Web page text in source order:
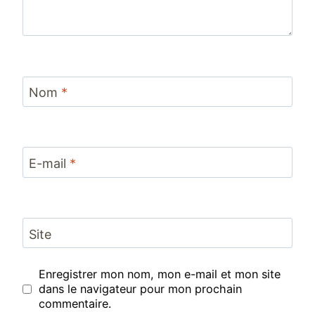
Nom *
E-mail *
Site
Enregistrer mon nom, mon e-mail et mon site
dans le navigateur pour mon prochain
commentaire.